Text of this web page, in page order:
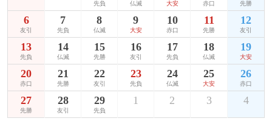
先負 仏滅 大安 赤口 先勝
6
友引
7
先負
8
仏滅
9
大安
10
赤口
11
先勝
12
友引
13
先負
14
仏滅
15
先勝
16
友引
17
先負
18
仏滅
19
大安
20
赤口
21
先勝
22
友引
23
先負
24
仏滅
25
大安
26
赤口
27
先勝
28
友引
29
先負
1 2 3 4